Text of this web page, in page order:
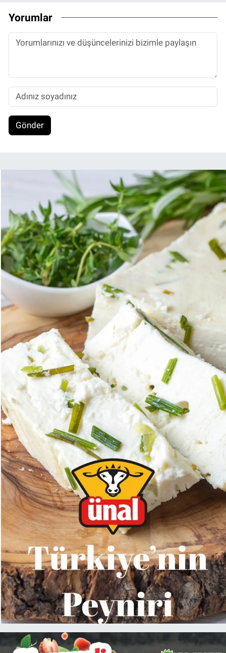
Yorumlar
Gönder